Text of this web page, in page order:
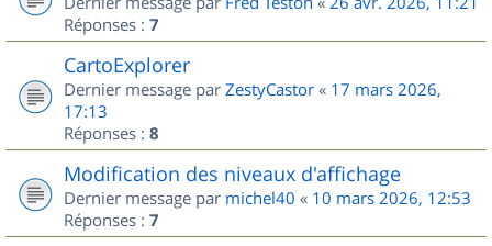
Réponses : 7
CartoExplorer
Dernier message par ZestyCastor « 17 mars 2026,
17:13
Réponses : 8
Modification des niveaux d'affichage
Dernier message par michel40 « 10 mars 2026, 12:53
Réponses : 7